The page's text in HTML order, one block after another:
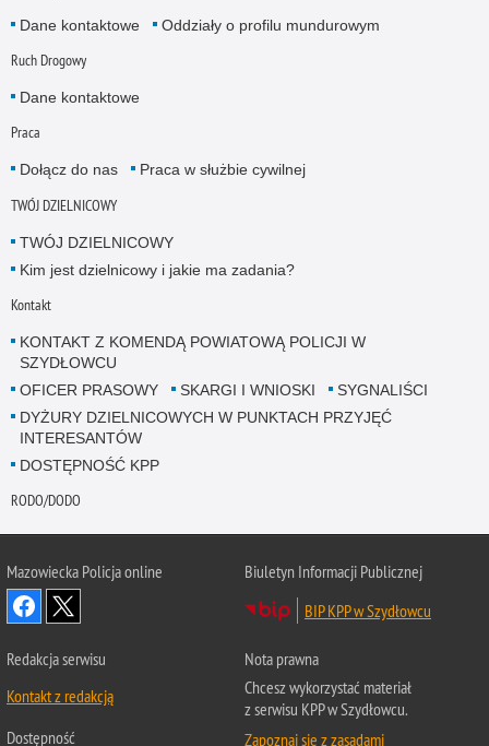
Dane kontaktowe Oddziały o profilu mundurowym
Ruch Drogowy
Dane kontaktowe
Praca
Dołącz do nas Praca w służbie cywilnej
TWÓJ DZIELNICOWY
TWÓJ DZIELNICOWY
Kim jest dzielnicowy i jakie ma zadania?
Kontakt
KONTAKT Z KOMENDĄ POWIATOWĄ POLICJI W
SZYDŁOWCU
OFICER PRASOWY
SKARGI I WNIOSKI
SYGNALIŚCI
DYŻURY DZIELNICOWYCH W PUNKTACH PRZYJĘĆ
INTERESANTÓW
DOSTĘPNOŚĆ KPP
RODO/DODO
Mazowiecka Policja online
Biuletyn Informacji Publicznej
BIP KPP w Szydłowcu
Redakcja serwisu
Kontakt z redakcją
Dostępność
Nota prawna
Chcesz wykorzystać materiał
z serwisu KPP w Szydłowcu.
Zapoznaj się z zasadami